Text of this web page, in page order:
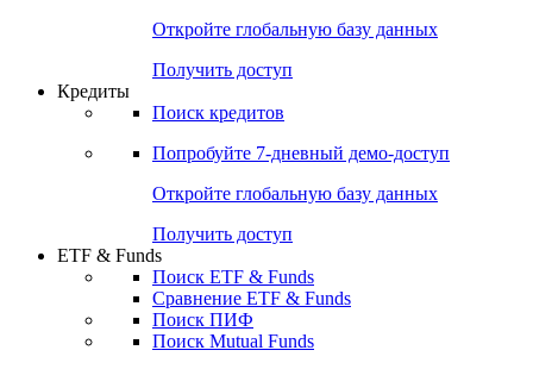
Откройте глобальную базу данных
Получить доступ
Кредиты
Поиск кредитов
Попробуйте 7-дневный демо-доступ
Откройте глобальную базу данных
Получить доступ
ETF & Funds
Поиск ETF & Funds
Сравнение ETF & Funds
Поиск ПИФ
Поиск Mutual Funds